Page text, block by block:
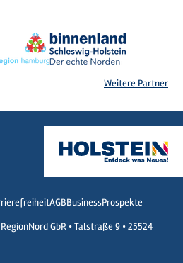
Weitere Partner
AGBBusinessProspekte
GbR • Talstraße 9 • 25524